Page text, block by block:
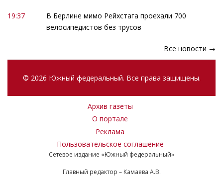
19:37
В Берлине мимо Рейхстага проехали 700
велосипедистов без трусов
Все новости →
© 2026 Южный федеральный. Все права защищены.
Архив газеты
О портале
Реклама
Пользовательское соглашение
Сетевое издание «Южный федеральный»
Главный редактор – Камаева А.В.